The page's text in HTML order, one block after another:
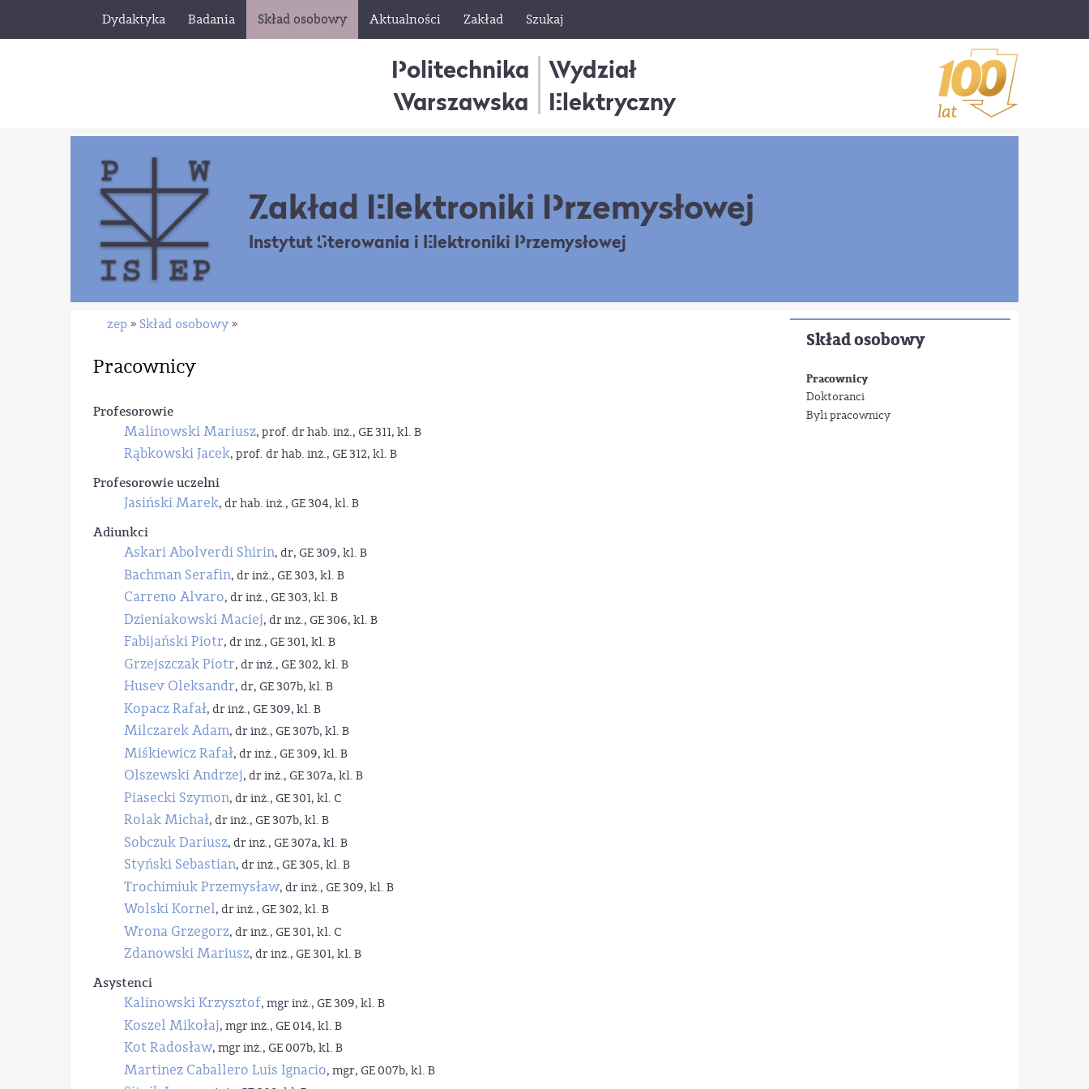
Dydaktyka Badania Skład osobowy Aktualności Zakład Szukaj
Politechnika
Warszawska
Wydział
Elektryczny
Zakład Elektroniki Przemysłowej
Instytut Sterowania i Elektroniki Przemysłowej
Skład osobowy
Pracownicy
Doktoranci
Byli pracownicy
zep » Skład osobowy »
Pracownicy
Profesorowie
Malinowski Mariusz, prof. dr hab. inż., GE 311, kl. B
Rąbkowski Jacek, prof. dr hab. inż., GE 312, kl. B
Profesorowie uczelni
Jasiński Marek, dr hab. inż., GE 304, kl. B
Adiunkci
Askari Abolverdi Shirin, dr, GE 309, kl. B
Bachman Serafin, dr inż., GE 303, kl. B
Carreno Alvaro, dr inż., GE 303, kl. B
Dzieniakowski Maciej, dr inż., GE 306, kl. B
Fabijański Piotr, dr inż., GE 301, kl. B
Grzejszczak Piotr, dr inż., GE 302, kl. B
Husev Oleksandr, dr, GE 307b, kl. B
Kopacz Rafał, dr inż., GE 309, kl. B
Milczarek Adam, dr inż., GE 307b, kl. B
Miśkiewicz Rafał, dr inż., GE 309, kl. B
Olszewski Andrzej, dr inż., GE 307a, kl. B
Piasecki Szymon, dr inż., GE 301, kl. C
Rolak Michał, dr inż., GE 307b, kl. B
Sobczuk Dariusz, dr inż., GE 307a, kl. B
Styński Sebastian, dr inż., GE 305, kl. B
Trochimiuk Przemysław, dr inż., GE 309, kl. B
Wolski Kornel, dr inż., GE 302, kl. B
Wrona Grzegorz, dr inż., GE 301, kl. C
Zdanowski Mariusz, dr inż., GE 301, kl. B
Asystenci
Kalinowski Krzysztof, mgr inż., GE 309, kl. B
Koszel Mikołaj, mgr inż., GE 014, kl. B
Kot Radosław, mgr inż., GE 007b, kl. B
Martinez Caballero Luis Ignacio, mgr, GE 007b, kl. B